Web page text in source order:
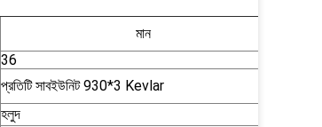
মান
36
প্রতিটি সাবইউনিট 930*3 Kevlar
হলুদ